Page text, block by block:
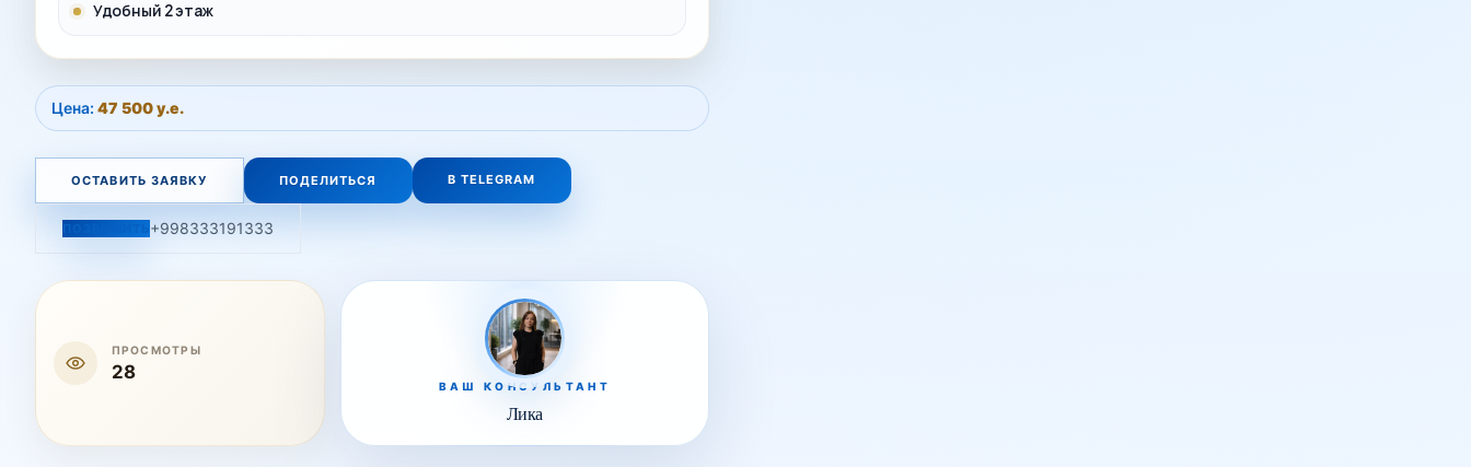
Удобный 2 этаж
Цена: 47 500 у.е.
ОСТАВИТЬ ЗАЯВКУ ПОДЕЛИТЬСЯ В TELEGRAM
ПОЗВОНИТЬ +998333191333
ПРОСМОТРЫ
28
ВАШ КОНСУЛЬТАНТ
Лика